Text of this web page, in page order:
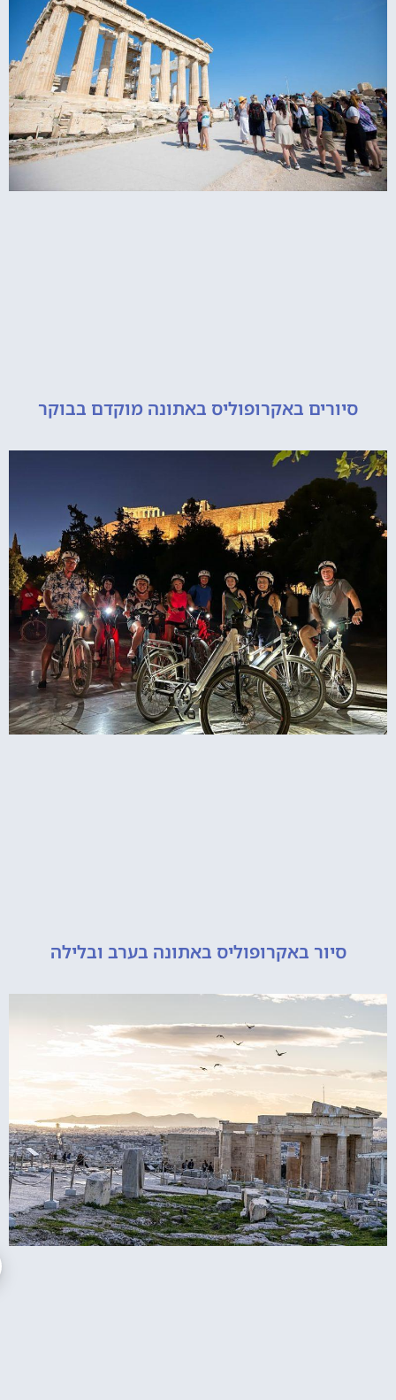
באקרופוליס באתונה מוקדם בבוקר
באקרופוליס באתונה בערב ובלילה